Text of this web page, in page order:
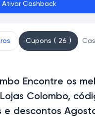
Ativar Cashback
Cupons ( 26 )
Encontre os
Colombo,
e descontos